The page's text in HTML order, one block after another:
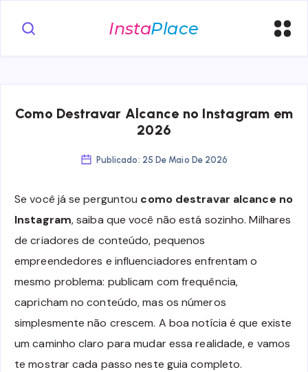
Como Destravar Alcance no Instagram em
2026
Publicado: 25 De Maio De 2026
Se você já se perguntou como destravar alcance no
Instagram, saiba que você não está sozinho. Milhares
de criadores de conteúdo, pequenos
empreendedores e influenciadores enfrentam o
mesmo problema: publicam com frequência,
capricham no conteúdo, mas os números
simplesmente não crescem. A boa notícia é que existe
um caminho claro para mudar essa realidade, e vamos
te mostrar cada passo neste guia completo.